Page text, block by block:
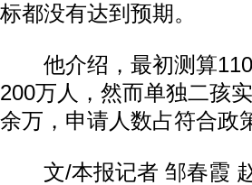
标都没有达到预期。
他介绍，最初测算
200万人，然而单独二孩
余万，申请人数占符合政
文/本报记者 邹春霞